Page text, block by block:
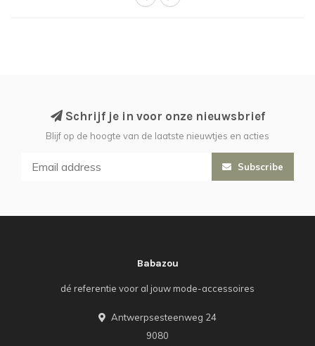
Schrijf je in voor onze nieuwsbrief
Blijf op de hoogte van de laatste nieuwtjes en acties
Subscribe
Babazou
dé referentie voor al jouw mode-accessoires
Antwerpsesteenweg 24
9080